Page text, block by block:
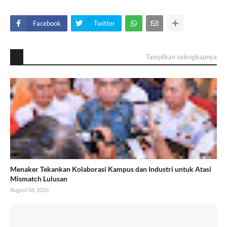
Facebook Twitter
Tampilkan selengkapnya
Menaker Tekankan Kolaborasi Kampus dan Industri untuk Atasi
Mismatch Lulusan
August 06, 2026